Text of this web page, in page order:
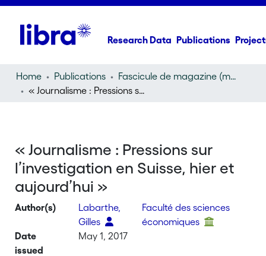
Research Data Publications
Home Publications
Fascicule de magazine (magazine)
« Journalisme : Pressions sur l’investigation en Suisse, hier et aujourd’hui »
« Journalisme : Pressions sur
l’investigation en Suisse, hier et
aujourd’hui »
Author(s)
Labarthe,
Gilles
Faculté des sciences
économiques
Date
issued
May 1, 2017